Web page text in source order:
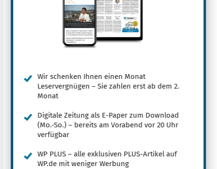
Wir schenken Ihnen einen Monat
Leservergnügen – Sie zahlen erst ab dem 2.
Monat
Digitale Zeitung als E-Paper zum Download
(Mo.-So.) – bereits am Vorabend vor 20 Uhr
verfügbar
WP PLUS – alle exklusiven PLUS-Artikel auf
WP.de mit weniger Werbung